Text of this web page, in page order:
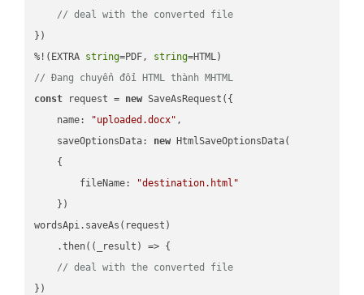
// deal with the converted file
})
%!(EXTRA string=PDF, string
// Đang chuyển đổi HTML thành MHTML
const request = new SaveAsRequest({
name: "uploaded.docx" ,
saveOptionsData: new HtmlSaveOptionsData(
    {
fileName:
"destination.html"
    })
wordsApi.saveAs(request)
    .then(
( _result ) => {
// deal with the converted file
})